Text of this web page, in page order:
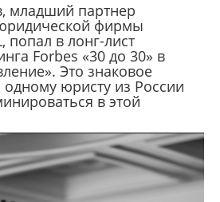
младший партнер
фирмы
попал в лонг-лист
Forbes «30 до 30» в
Это знаковое
юристу из России
в этой